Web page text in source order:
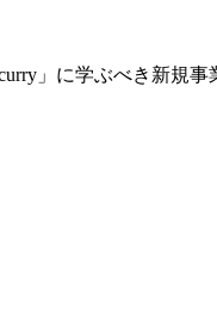
」に学ぶべき新規